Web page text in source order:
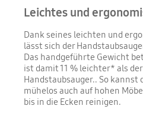
Leichtes und
Dank seines leichten und
lässt sich der
Das handgeführte Gewicht
ist damit 11 % leichter* als
Handstaubsauger.. So kannst
mühelos auch auf hohen
bis in die Ecken reinigen.